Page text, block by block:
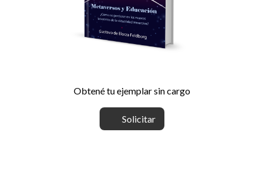
Obtené tu ejemplar sin cargo
Solicitar